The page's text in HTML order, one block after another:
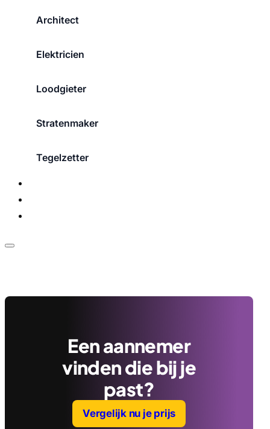
Architect
Elektricien
Loodgieter
Stratenmaker
Tegelzetter
Een aannemer
vinden die bij je
past?
Vergelijk nu je prijs